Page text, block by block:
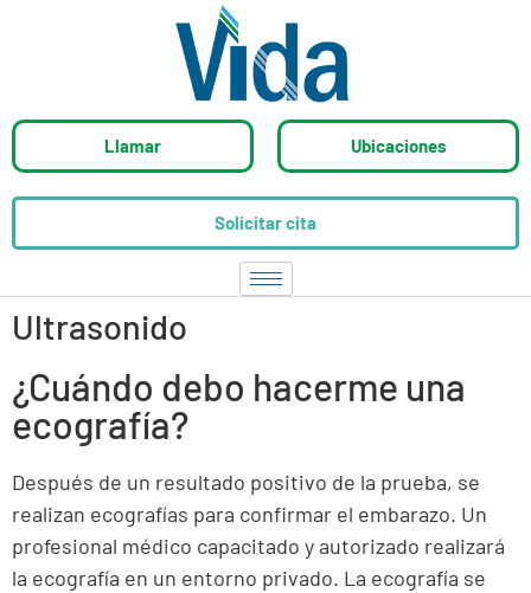
Llamar Ubicaciones
Solicitar cita
Ultrasonido
¿Cuándo debo hacerme una
ecografía?
Después de un resultado positivo de la prueba, se
realizan ecografías para confirmar el embarazo. Un
profesional médico capacitado y autorizado realizará
la ecografía en un entorno privado. La ecografía se